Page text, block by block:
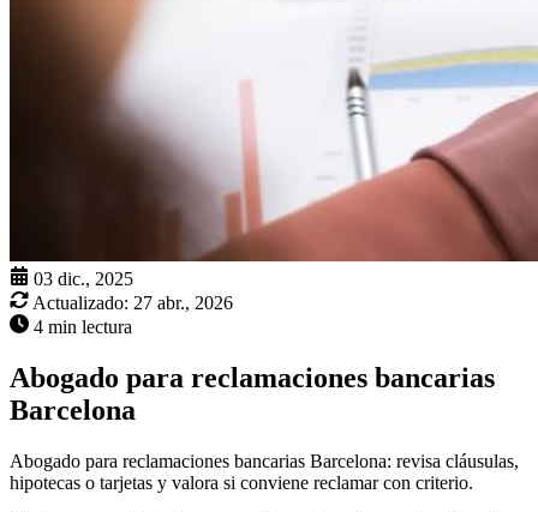
03 dic., 2025
Actualizado: 27 abr., 2026
4 min lectura
Abogado para reclamaciones bancarias
Barcelona
Abogado para reclamaciones bancarias Barcelona: revisa cláusulas,
hipotecas o tarjetas y valora si conviene reclamar con criterio.